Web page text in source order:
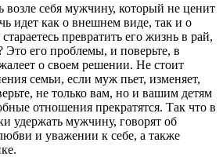
возле себя мужчину, который не ценит
идет как о внешнем виде, так и о
превратить его жизнь в рай,
Это его проблемы, и поверьте, в
о своем решении. Не стоит
семьи, если муж пьет, изменяет,
не только вам, но и вашим детям
отношения прекратятся. Так что в
удержать мужчину, говорят об
и уважении к себе, а также